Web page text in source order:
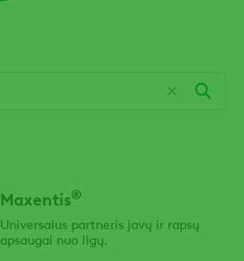
Maxentis®
Universalus partneris javų ir rapsų
apsaugai nuo ligų.